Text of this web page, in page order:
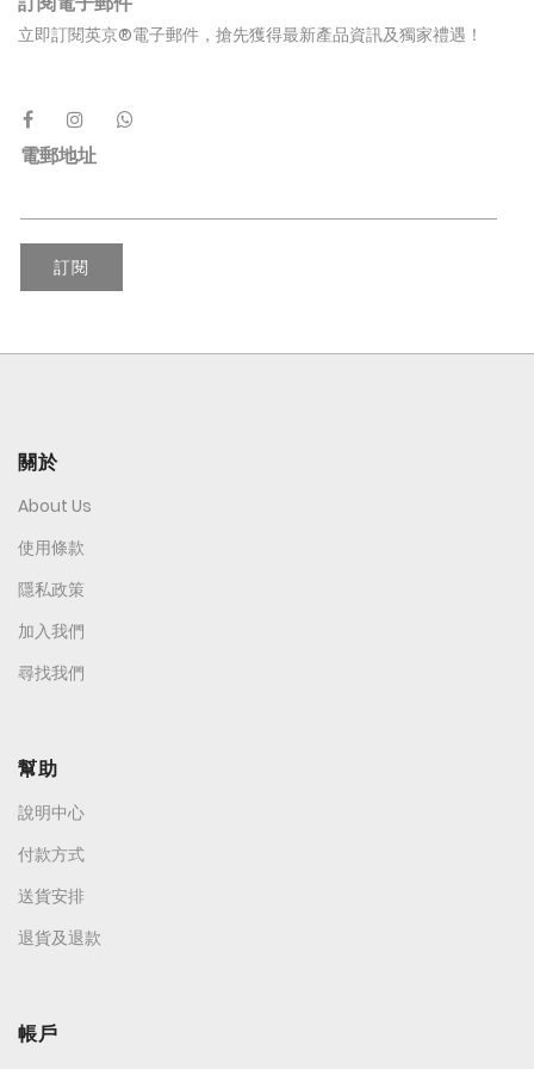
立即訂閱英京®電子郵件，搶先獲得最新產品資訊及獨家禮遇！
電郵地址
訂閱
關於
About Us
使用條款
隱私政策
加入我們
尋找我們
幫助
說明中心
付款方式
送貨安排
退貨及退款
帳戶